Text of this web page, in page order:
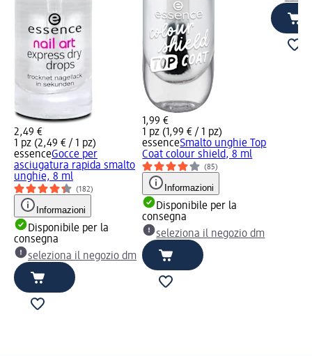
2,49 €
1 pz (2,49 € / 1 pz)
essenceGocce per
asciugatura rapida smalto
unghie, 8 ml
(182)
Informazioni
Disponibile per la
consegna
seleziona il negozio dm
1,99 €
1 pz (1,99 € / 1 pz)
essenceSmalto unghie Top
Coat colour shield, 8 ml
(85)
Informazioni
Disponibile per la
consegna
seleziona il negozio dm